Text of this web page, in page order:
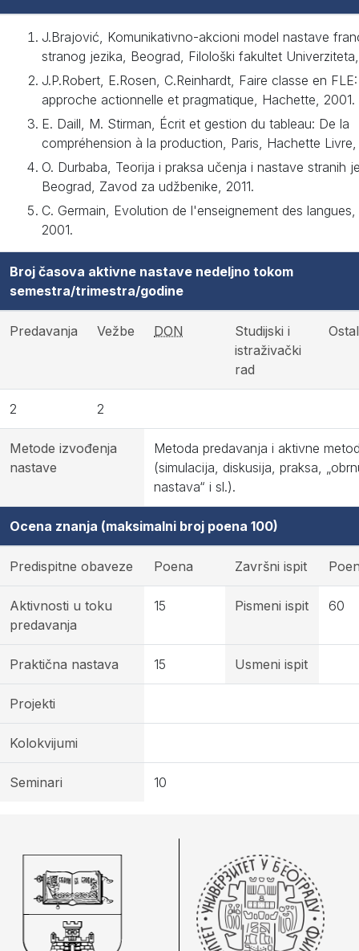
J.Brajović, Komunikativno-akcioni model nastave
stranog jezika, Beograd, Filološki fakultet
J.P.Robert, E.Rosen, C.Reinhardt, Faire classe en
approche actionnelle et pragmatique, Hachette, 2001.
E. Daill, M. Stirman, Écrit et gestion du tableau: De la
compréhension à la production, Paris, Hachette Livre,
O. Durbaba, Teorija i praksa učenja i nastave stranih
Beograd, Zavod za udžbenike, 2011.
C. Germain, Evolution de l'enseignement des langues,
2001.
Broj časova aktivne nastave nedeljno tokom
semestra/trimestra/godine
Predavanja Vežbe DON
Studijski i
istraživački
rad
2 2
Metode izvođenja
nastave
Metoda predavanja i aktivne
(simulacija, diskusija, praksa,
nastava“ i sl.).
Ocena znanja (maksimalni broj poena 100)
Predispitne obaveze Poena Završni ispit
Aktivnosti u toku
predavanja
15 Pismeni ispit 60
Praktična nastava 15 Usmeni ispit
Projekti
Kolokvijumi
Seminari 10